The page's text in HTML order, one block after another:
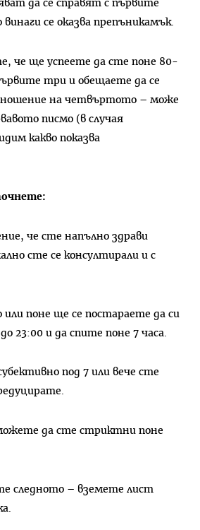
да се справят с първите
се оказва препъникамък.
че ще успеете да сте поне 80-
три и обещаете да се
на четвъртото – може
писмо (в случая
какво показва
:
че сте напълно здрави
сте се консултирали и с
или поне ще се постараете да си
23:00 и да спите поне 7 часа.
под 7 или вече сте
да сте стриктни поне
следното – вземете лист